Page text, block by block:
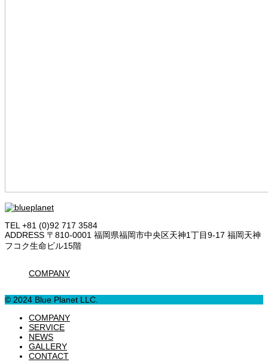
TEL +81 (0)92 717 3584
ADDRESS 〒810-0001 福岡県福岡市中央区天神1丁目9-17 福岡天神
フコク生命ビル15階
COMPANY
© 2024 Blue Planet LLC.
COMPANY
SERVICE
NEWS
GALLERY
CONTACT